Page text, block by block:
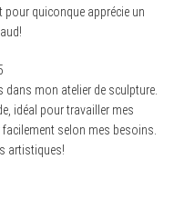
quiconque apprécie un
mon atelier de sculpture.
idéal pour travailler mes
facilement selon mes besoins.
artistiques!